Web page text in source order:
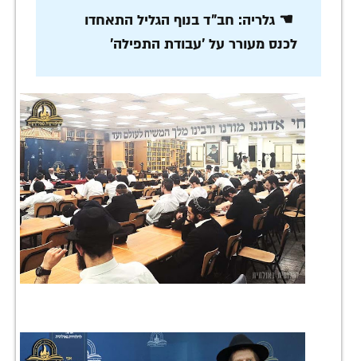
☚ גלריה: חב"ד בנוף הגליל התאחדו
לכנס מעורר על 'עבודת התפילה'